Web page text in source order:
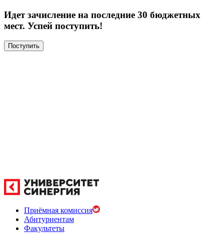
Идет зачисление на последние 30 бюджетных
мест. Успей поступить!
Поступить
Приёмная комиссия
Абитуриентам
Факультеты